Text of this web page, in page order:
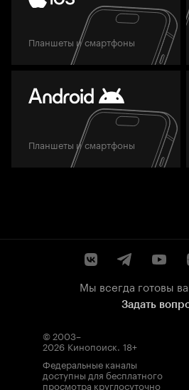
Планшеты и смартфоны
Планшеты и смартфоны
Мы всегда готовы
Задать
© 2003–
2026 Кинопоиск. 18+
Федеральные каналы
доступны для бесплатного
просмотра круглосуточно